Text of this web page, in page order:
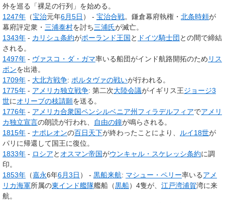
外を巡る「裸足の行列」を始める。
1247年 （宝治元年6月5日 ） - 宝治合戦。鎌倉幕府執権・ 北条時頼が
幕府評定衆・ 三浦泰村を討ち三浦氏が滅亡。
1343年 - カリシュ条約がポーランド王国と ドイツ騎士団との間で締結
される。
1497年 - ヴァスコ・ダ・ガマ率いる船団がインド航路開拓のため リス
ボンを出港。
1709年 - 大北方戦争: ポルタヴァの戦いが行われる。
1775年 - アメリカ独立戦争: 第二次大陸会議がイギリス王ジョージ3
世にオリーブの枝請願を送る。
1776年 - アメリカ合衆国ペンシルベニア州フィラデルフィアでアメリ
カ独立宣言の朗読が行われ、 自由の鐘が鳴らされる。
1815年 - ナポレオンの百日天下が終わったことにより、 ルイ18世が
パリに帰還して国王に復位。
1833年 - ロシアと オスマン帝国がウンキャル・スケレッシ条約に調
印。
1853年 （嘉永6年6月3日 ） - 黒船来航: マシュー・ペリー率いるアメ
リカ海軍所属の東インド艦隊艦船（黒船）4隻が、 江戸湾浦賀湾に来
航。